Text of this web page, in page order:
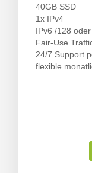
40GB SSD
1x IPv4
IPv6 /128
Fair-Use
24/7 Support
flexible